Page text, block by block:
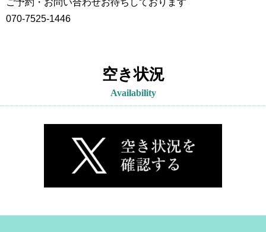
ご予約・お問い合わせお待ちしております
070-7525-1446
空き状況
Availability